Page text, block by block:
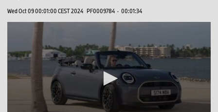
Wed Oct 09 00:01:00 CEST 2024 PF0009784 · 00:01:34